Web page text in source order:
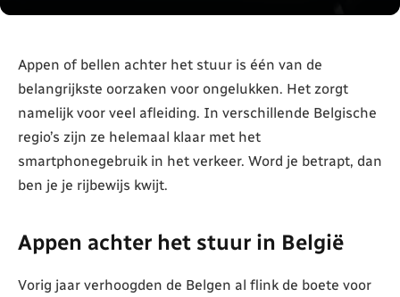
Appen of bellen achter het stuur is één van de
belangrijkste oorzaken voor ongelukken. Het zorgt
namelijk voor veel afleiding. In verschillende Belgische
regio’s zijn ze helemaal klaar met het
smartphonegebruik in het verkeer. Word je betrapt, dan
ben je je rijbewijs kwijt.
Appen achter het stuur in België
Vorig jaar verhoogden de Belgen al flink de boete voor